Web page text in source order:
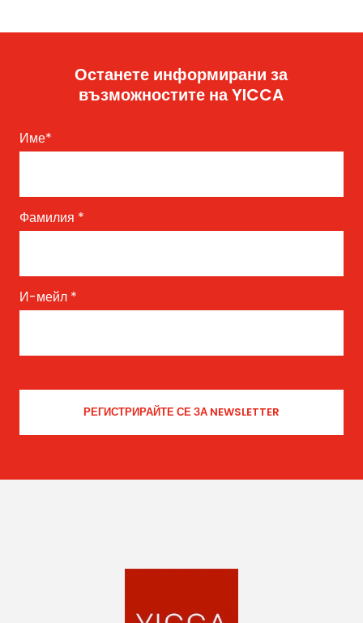
Останете информирани за
възможностите на YICCA
Име*
Фамилия *
И-мейл *